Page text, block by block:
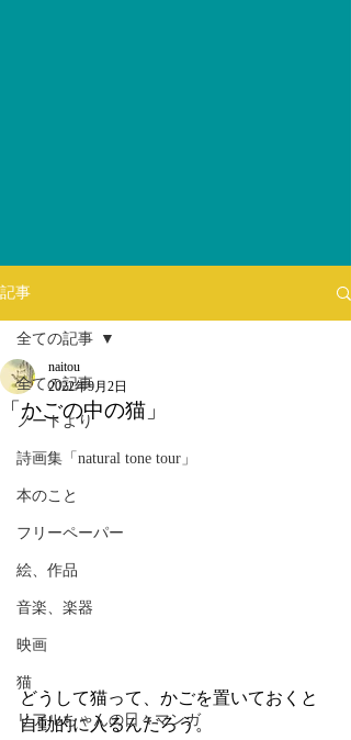
記事
全ての記事
ノートより
詩画集「natural tone tour」
本のこと
フリーペーパー
絵、作品
音楽、楽器
映画
猫
リアルちゃんの日々マンガ
全ての記事
「かごの中の猫」
naitou
2022年9月2日
どうして猫って、かごを置いておくと
自動的に入るんだろう。